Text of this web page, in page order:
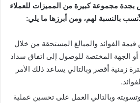
مجموعة كبيرة من المميزات للعملاء
بالنسبة لهم، ومن أبرزها ما يلي:
الفوائد والمبالغ المستحقة من خلال
أو الجهة المختصة للوصول إلى اتفاق سداد
زمنية أقصر وبالتالي يساعد ذلك الأمر
وبالتالي العمل على تحسين عملية